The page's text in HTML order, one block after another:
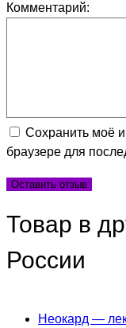
Комментарий:
Сохранить моё
браузере для
Товар в
России
Неокард —